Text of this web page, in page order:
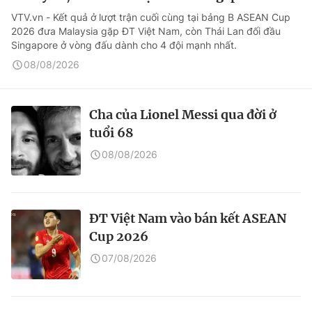
VTV.vn - Kết quả ở lượt trận cuối cùng tại bảng B ASEAN Cup
2026 đưa Malaysia gặp ĐT Việt Nam, còn Thái Lan đối đầu
Singapore ở vòng đấu dành cho 4 đội mạnh nhất.
08/08/2026
Cha của Lionel Messi qua đời ở
tuổi 68
08/08/2026
ĐT Việt Nam vào bán kết ASEAN
Cup 2026
07/08/2026